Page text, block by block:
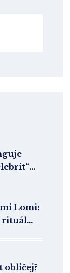
Lomi:
rituál
obličej?